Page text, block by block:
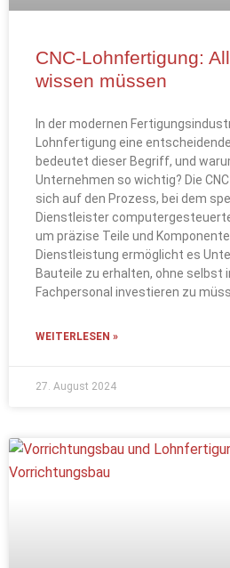
CNC-Lohnfertigung:
wissen müssen
In der modernen
Lohnfertigung eine
bedeutet dieser Begriff, und
Unternehmen so wichtig? Die
sich auf den Prozess, bei dem
Dienstleister
um präzise Teile und
Dienstleistung ermöglicht es
Bauteile zu erhalten, ohne selbst
Fachpersonal investieren zu
WEITERLESEN »
27. August 2024